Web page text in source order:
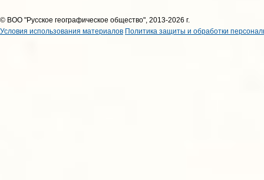
© ВОО "Русское географическое общество", 2013-2026 г.
Условия использования материалов Политика защиты и обработки